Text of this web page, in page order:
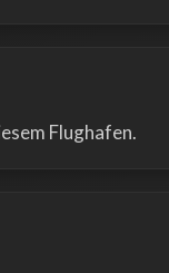
Flughafen.